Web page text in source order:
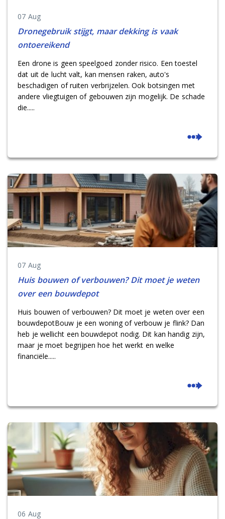
07 Aug
Dronegebruik stijgt, maar dekking is vaak
ontoereikend
Een drone is geen speelgoed zonder risico. Een toestel
dat uit de lucht valt, kan mensen raken, auto's
beschadigen of ruiten verbrijzelen. Ook botsingen met
andere vliegtuigen of gebouwen zijn mogelijk. De schade
die.....
07 Aug
Huis bouwen of verbouwen? Dit moet je weten
over een bouwdepot
Huis bouwen of verbouwen? Dit moet je weten over een
bouwdepotBouw je een woning of verbouw je flink? Dan
heb je wellicht een bouwdepot nodig. Dit kan handig zijn,
maar je moet begrijpen hoe het werkt en welke
financiële.....
06 Aug